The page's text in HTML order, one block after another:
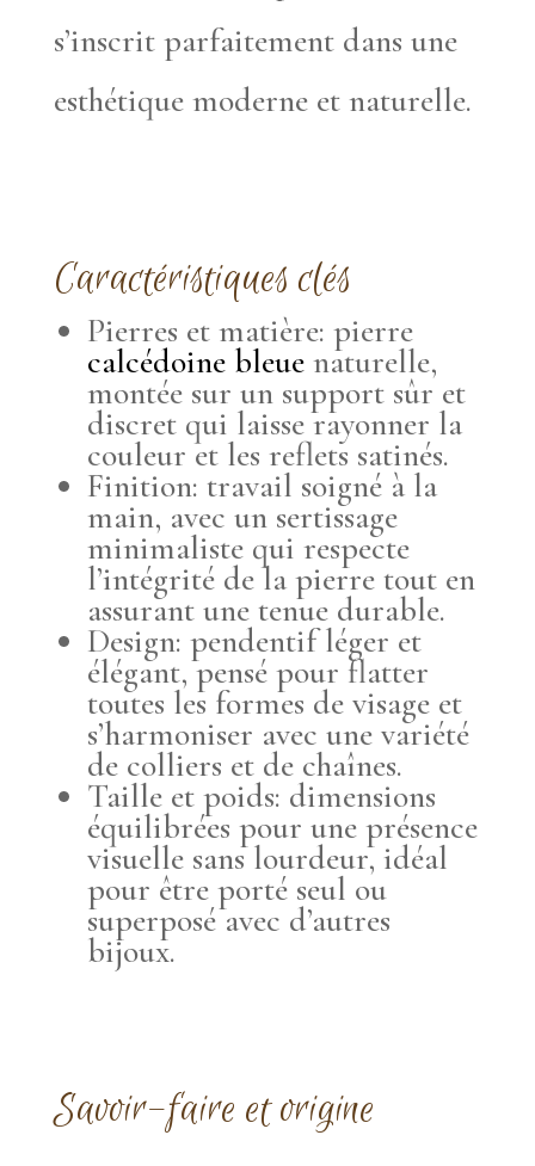
s’inscrit parfaitement dans une
esthétique moderne et naturelle.
Caractéristiques clés
Pierres et matière: pierre
calcédoine bleuenaturelle,
montée sur un support sûr et
discret qui laisse rayonner la
couleur et les reflets satinés.
Finition: travail soigné à la
main, avec un sertissage
minimaliste qui respecte
l’intégrité de la pierre tout en
assurant une tenue durable.
Design: pendentif léger et
élégant, pensé pour flatter
toutes les formes de visage et
s’harmoniser avec une variété
de colliers et de chaînes.
Taille et poids: dimensions
équilibrées pour une présence
visuelle sans lourdeur, idéal
pour être porté seul ou
superposé avec d’autres
bijoux.
Savoir-faire et origine